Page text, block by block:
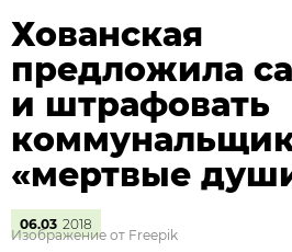
Хованская
предложила
и штрафовать
«мертвые
06.03 2018
Изображение от Freepik